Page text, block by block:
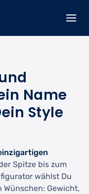
Name
Style
Spitze bis zum
wählst Du
Wünschen: Gewicht,